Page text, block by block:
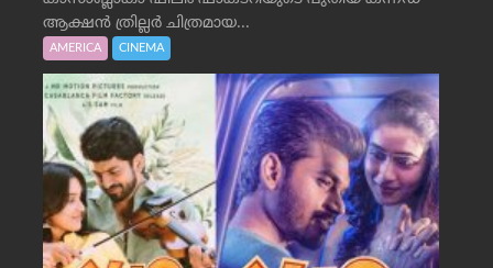
ആക്ഷൻ ത്രില്ലർ ചിത്രമായ...
AMERICA CINEMA